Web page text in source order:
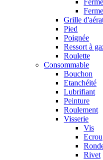
Grille
Pied
Poignée
Ressort à
Roulette
Consommable
Bouchon
Etanchéité
Lubrifiant
Peinture
Roulement
Visserie
Vis
Ecrou
Rivet